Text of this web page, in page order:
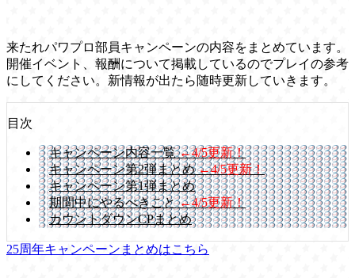
来たれパワプロ部員キャンペーンの内容をまとめています。
開催イベント、報酬について掲載しているのでプレイの参考
にしてください。新情報が出たら随時更新していきます。
目次
キャンペーン内容一覧←4/5更新！
キャンペーン第2弾まとめ←4/5更新！
キャンペーン第1弾まとめ
期間中にやるべきこと←4/5更新！
カウントダウンCPまとめ
25周年キャンペーンまとめはこちら